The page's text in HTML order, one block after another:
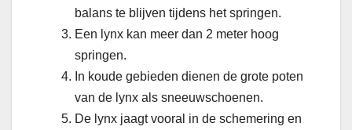
balans te blijven tijdens het springen.
Een lynx kan meer dan 2 meter hoog
springen.
In koude gebieden dienen de grote poten
van de lynx als sneeuwschoenen.
De lynx jaagt vooral in de schemering en